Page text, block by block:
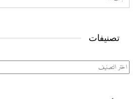
تصنيفات
تصنيفات